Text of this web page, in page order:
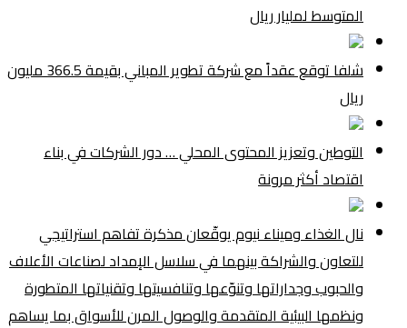
المتوسط لمليار ريال
شلفا توقع عقداً مع شركة تطوير المباني بقيمة 366.5 مليون
ريال
التوطين وتعزيز المحتوى المحلي … دور الشركات في بناء
اقتصاد أكثر مرونة
نال الغذاء وميناء نيوم يوقّعان مذكرة تفاهم استراتيجي
للتعاون والشراكة بينهما في سلاسل الإمداد لصناعات الأعلاف
والحبوب وجداراتها وتنوّعها وتنافسيتها وتقنياتها المتطورة
ونظمها البيئية المتقدمة والوصول المرن للأسواق بما يساهم